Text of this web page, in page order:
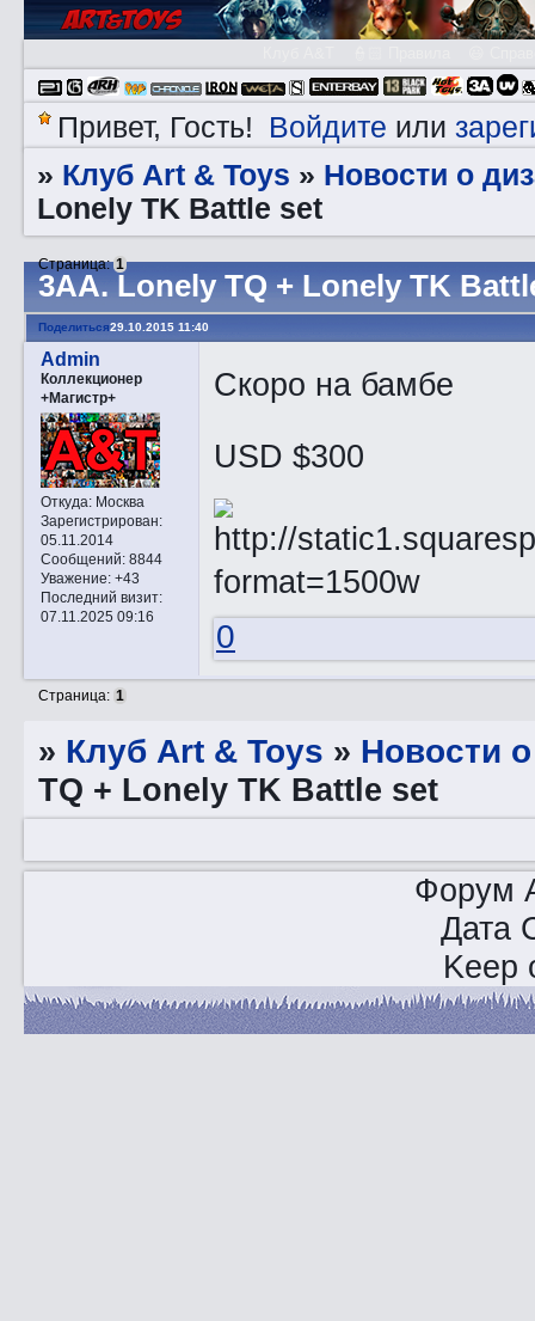
Привет, Гость! Войдите или
» Клуб Art & Toys » Новости о
Lonely TK Battle set
3АA. Lonely TQ + Lonely TK
Страница:1
Поделиться29.10.2015 11:40
Admin
Коллекционер
+Магистр+
Откуда:Москва
Зарегистрирован:
05.11.2014
Сообщений:8844
Уважение: +43
Последний визит:
07.11.2025 09:16
Скоро на бамбе
USD $300
0
Страница: 1
» Клуб Art & Toys » Новости
TQ + Lonely TK Battle set
Форум
Дата
Keep